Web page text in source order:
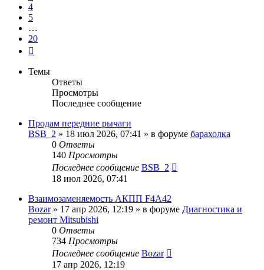
4
5
…
20
Темы
Ответы
Просмотры
Последнее сообщение
Продам передние рычаги
BSB_2 » 18 июл 2026, 07:41 » в форуме барахолка
0 Ответы
140 Просмотры
Последнее сообщение BSB_2
18 июл 2026, 07:41
Взаимозаменяемость АКПП F4A42
Bozar» 17 апр 2026, 12:19 » в форуме Диагностика и
ремонт Mitsubishi
0 Ответы
734 Просмотры
Последнее сообщение Bozar
17 апр 2026, 12:19